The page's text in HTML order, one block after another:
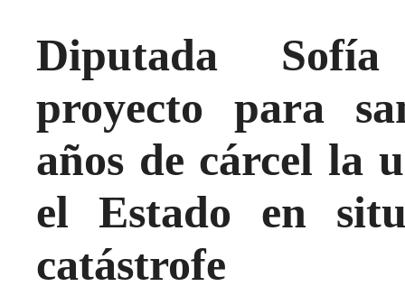
Diputada Sofía
proyecto para
años de cárcel la
el Estado en
catástrofe